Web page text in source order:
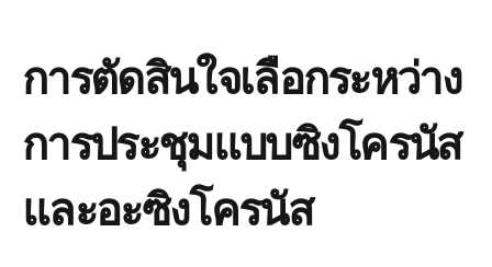
การตัดสินใจเลือกระหว่าง
การประชุมแบบซิงโครนัส
และอะซิงโครนัส